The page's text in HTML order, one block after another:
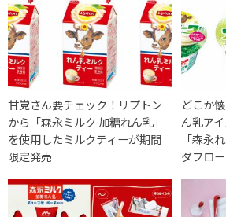
甘党さん要チェック！リプトン
から「森永ミルク 加糖れん乳」
を使用したミルクティーが期間
限定発売
どこか
ん乳ア
「森永
ダフロ